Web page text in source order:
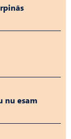
nu esam